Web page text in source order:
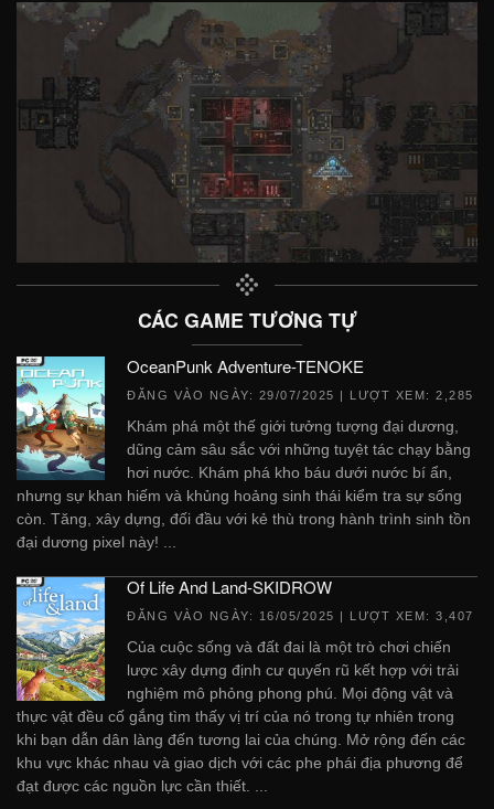
CÁC GAME TƯƠNG TỰ
OceanPunk Adventure-TENOKE
ĐĂNG VÀO NGÀY: 29/07/2025 | LƯỢT XEM: 2,285
Khám phá một thế giới tưởng tượng đại dương,
dũng cảm sâu sắc với những tuyệt tác chạy bằng
hơi nước. Khám phá kho báu dưới nước bí ẩn,
nhưng sự khan hiếm và khủng hoảng sinh thái kiểm tra sự sống
còn. Tăng, xây dựng, đối đầu với kẻ thù trong hành trình sinh tồn
đại dương pixel này! ...
Of Life And Land-SKIDROW
ĐĂNG VÀO NGÀY: 16/05/2025 | LƯỢT XEM: 3,407
Của cuộc sống và đất đai là một trò chơi chiến
lược xây dựng định cư quyến rũ kết hợp với trải
nghiệm mô phỏng phong phú. Mọi động vật và
thực vật đều cố gắng tìm thấy vị trí của nó trong tự nhiên trong
khi bạn dẫn dân làng đến tương lai của chúng. Mở rộng đến các
khu vực khác nhau và giao dịch với các phe phái địa phương để
đạt được các nguồn lực cần thiết. ...